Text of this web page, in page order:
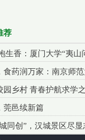
荐
生香：厦门大学“夷
食药润万家：南京师
园乡村 青春护航求学
莞邑续新篇
同创”，汉城景区尽